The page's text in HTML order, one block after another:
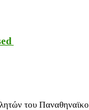
του